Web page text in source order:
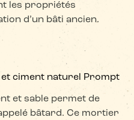
les propriétés
d’un bâti ancien.
ciment naturel Prompt
et sable permet de
bâtard. Ce mortier